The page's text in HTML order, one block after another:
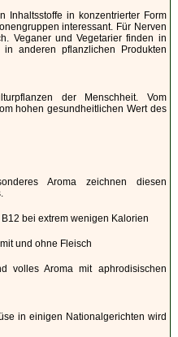
Inhaltsstoffe in konzentrierter Form
interessant. Für Nerven
Veganer und Vegetarier finden in
anderen pflanzlichen Produkten
der Menschheit. Vom
hohen gesundheitlichen Wert des
Aroma zeichnen diesen
bei extrem wenigen Kalorien
und ohne Fleisch
volles Aroma mit aphrodisischen
in einigen Nationalgerichten wird